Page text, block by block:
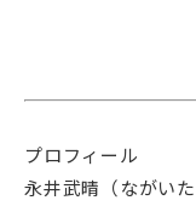
プロフィール
永井武晴（ながい